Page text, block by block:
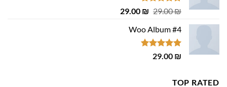
דורג4.75
29.00₪
המחיר
היה:
29.00 ₪.
29.00 ₪
המחיר
Woo Album #4
דורג5.00
29.00 ₪
TOP RATED